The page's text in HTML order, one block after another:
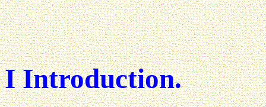
I Introduction.